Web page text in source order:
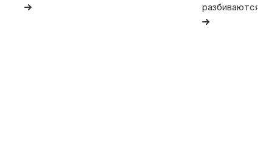
разбиваются